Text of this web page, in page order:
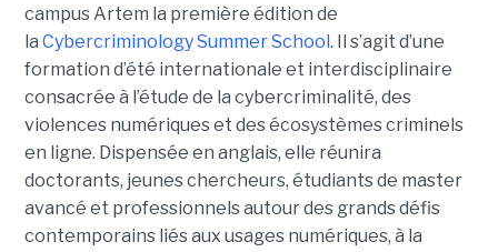
campus Artem la première édition de
la Cybercriminology Summer School. Il s’agit d’une
formation d’été internationale et interdisciplinaire
consacrée à l’étude de la cybercriminalité, des
violences numériques et des écosystèmes criminels
en ligne. Dispensée en anglais, elle réunira
doctorants, jeunes chercheurs, étudiants de master
avancé et professionnels autour des grands défis
contemporains liés aux usages numériques, à la